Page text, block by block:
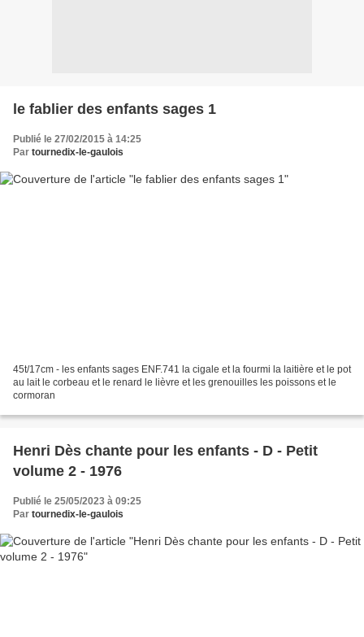
le fablier des enfants sages 1
Publié le 27/02/2015 à 14:25
Par tournedix-le-gaulois
45t/17cm - les enfants sages ENF.741 la cigale et la fourmi la laitière et le pot
au lait le corbeau et le renard le lièvre et les grenouilles les poissons et le
cormoran
Henri Dès chante pour les enfants - D - Petit
volume 2 - 1976
Publié le 25/05/2023 à 09:25
Par tournedix-le-gaulois